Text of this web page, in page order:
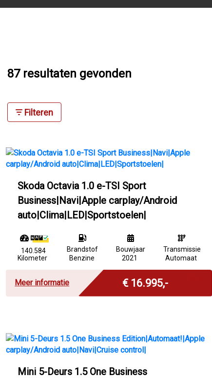
87 resultaten gevonden
Filteren
Skoda Octavia 1.0 e-TSI Sport
Business|Navi|Apple carplay/Android
auto|Clima|LED|Sportstoelen|
140.584
Kilometer
Brandstof
Benzine
Bouwjaar
2021
Transmissie
Automaat
Meer informatie € 16.995,-
Mini 5-Deurs 1.5 One Business